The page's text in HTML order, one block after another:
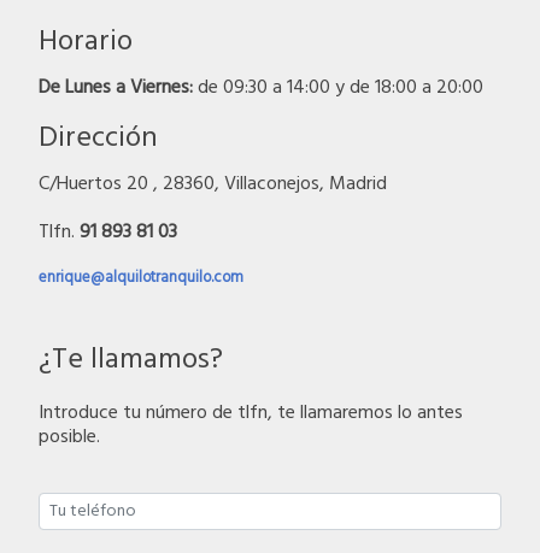
Horario
De Lunes a Viernes:de 09:30 a 14:00 y de 18:00 a 20:00
Dirección
C/Huertos 20 , 28360, Villaconejos, Madrid
Tlfn.91 893 81 03
enrique@alquilotranquilo.com
¿Te llamamos?
Introduce tu número de tlfn, te llamaremos lo antes
posible.